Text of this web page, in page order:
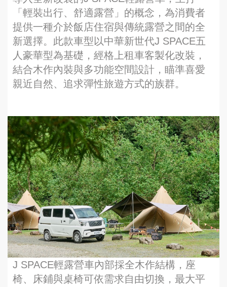
「輕裝出行、舒適露營」的概念，為消費者
提供一種介於飯店住宿與傳統露營之間的全
新選擇。此款車型以中華新世代J SPACE五
人豪華型為基礎，經格上租車客製化改裝，
結合木作內裝與多功能空間設計，瞄準喜愛
親近自然、追求彈性旅遊方式的族群。
J SPACE輕露營車內部採全木作結構，座
椅、床鋪與桌椅可依需求自由切換，最大平